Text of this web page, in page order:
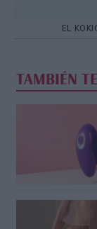
EL
TAMBIÉN